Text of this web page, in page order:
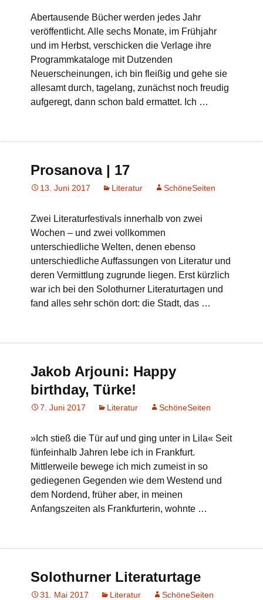
Abertausende Bücher werden jedes Jahr
veröffentlicht. Alle sechs Monate, im Frühjahr
und im Herbst, verschicken die Verlage ihre
Programmkataloge mit Dutzenden
Neuerscheinungen, ich bin fleißig und gehe sie
allesamt durch, tagelang, zunächst noch freudig
aufgeregt, dann schon bald ermattet. Ich …
Prosanova | 17
13. Juni 2017 Literatur SchöneSeiten
Zwei Literaturfestivals innerhalb von zwei
Wochen – und zwei vollkommen
unterschiedliche Welten, denen ebenso
unterschiedliche Auffassungen von Literatur und
deren Vermittlung zugrunde liegen. Erst kürzlich
war ich bei den Solothurner Literaturtagen und
fand alles sehr schön dort: die Stadt, das …
Jakob Arjouni: Happy
birthday, Türke!
7. Juni 2017 Literatur SchöneSeiten
»Ich stieß die Tür auf und ging unter in Lila« Seit
fünfeinhalb Jahren lebe ich in Frankfurt.
Mittlerweile bewege ich mich zumeist in so
gediegenen Gegenden wie dem Westend und
dem Nordend, früher aber, in meinen
Anfangszeiten als Frankfurterin, wohnte …
Solothurner Literaturtage
31. Mai 2017 Literatur SchöneSeiten